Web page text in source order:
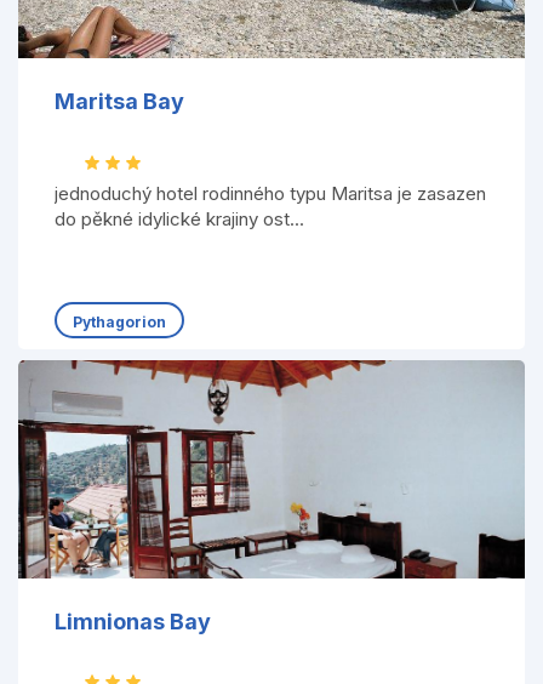
Maritsa Bay
jednoduchý hotel rodinného typu Maritsa je zasazen
do pěkné idylické krajiny ost...
Pythagorion
Limnionas Bay